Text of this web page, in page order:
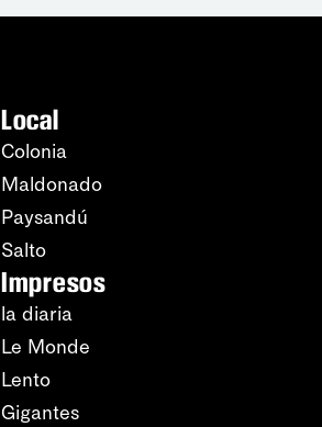
Local
Colonia
Maldonado
Paysandú
Salto
Impresos
la diaria
Le Monde
Lento
Gigantes